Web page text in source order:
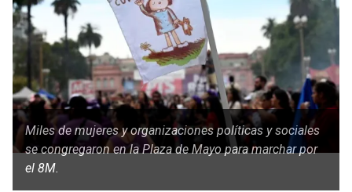
Miles de mujeres y organizaciones políticas y sociales
se congregaron en la Plaza de Mayo para marchar por
el 8M.